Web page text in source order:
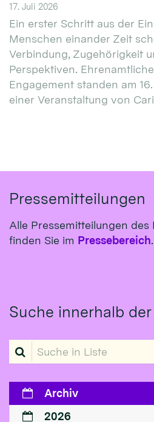
17. Juli 2026
Ein erster Schritt aus der
Menschen einander Zeit
Verbindung, Zugehörigkeit
Perspektiven.
Engagement standen am
einer Veranstaltung von
Pressemitteilungen
Alle Pressemitteilungen des
finden Sie im Pressebereich.
Suche innerhalb
Suche in Liste
Archiv
2026